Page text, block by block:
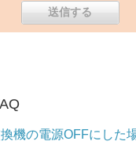
機の電源OFFにした